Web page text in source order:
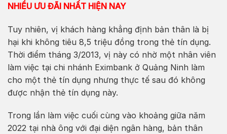
NHIỀU ƯU ĐÃI NHẤT HIỆN NAY
Tuy nhiên, vị khách hàng khẳng định bản thân là bị
hại khi không tiêu 8,5 triệu đồng trong thẻ tín dụng.
Thời điểm tháng 3/2013, vị này có nhờ một nhân viên
làm việc tại chi nhánh Eximbank ở Quảng Ninh làm
cho một thẻ tín dụng nhưng thực tế sau đó không
được nhận thẻ tín dụng này.
Trong lần làm việc cuối cùng vào khoảng giữa năm
2022 tại nhà ông với đại diện ngân hàng, bản thân